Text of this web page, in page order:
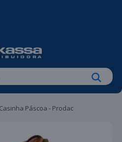
Páscoa - Prodac